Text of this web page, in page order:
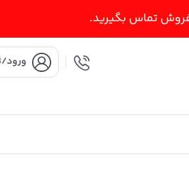
فروش تماس بگیرید.
ورود/